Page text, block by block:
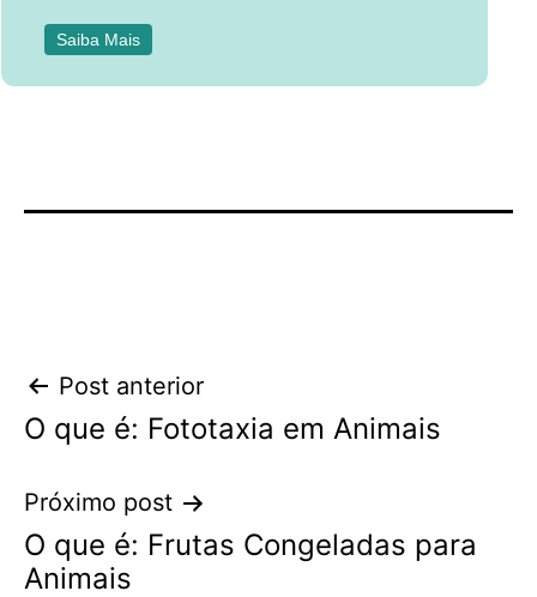
Saiba Mais
Navegação
de
Post
Post anterior
O que é: Fototaxia em Animais
Próximo post
O que é: Frutas Congeladas para
Animais